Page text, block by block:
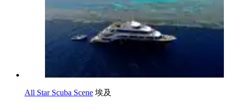
All Star Scuba Scene 埃及